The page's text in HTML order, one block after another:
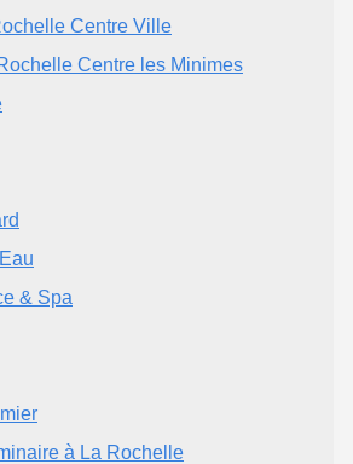
Centre Ville
Centre les Minimes
& Spa
à La Rochelle